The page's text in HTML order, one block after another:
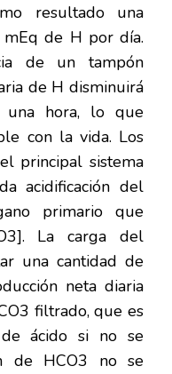
resultado una
de H por día.
de un tampón
de H disminuirá
hora, lo que
con la vida. Los
principal sistema
acidificación del
primario que
La carga del
una cantidad de
neta diaria
filtrado, que es
ácido si no se
de HCO3 no se